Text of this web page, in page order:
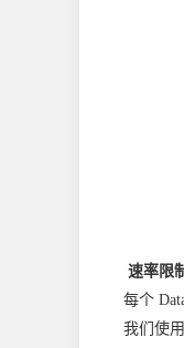
速率限
每个
我们使